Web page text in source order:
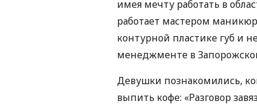
имея мечту работать в
работает мастером
контурной пластике губ и
менеджменте в
Девушки познакомились,
выпить кофе: «Разговор